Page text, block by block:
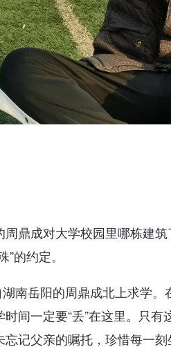
周鼎成对大学校园里哪栋建
的约定。
南岳阳的周鼎成北上求学
间一定要“丢”在这里。只
记父亲的嘱托，珍惜每一